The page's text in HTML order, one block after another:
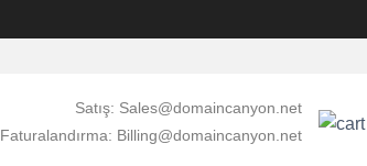
Satış: Sales@domaincanyon.net
Faturalandırma: Billing@domaincanyon.net